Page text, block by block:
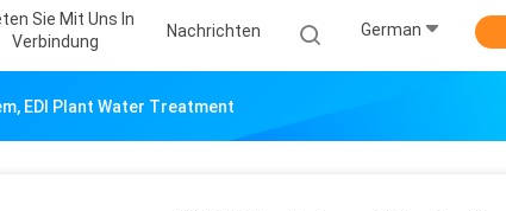
Sie Mit Uns In
Verbindung
Nachrichten German
EDI Plant Water Treatment